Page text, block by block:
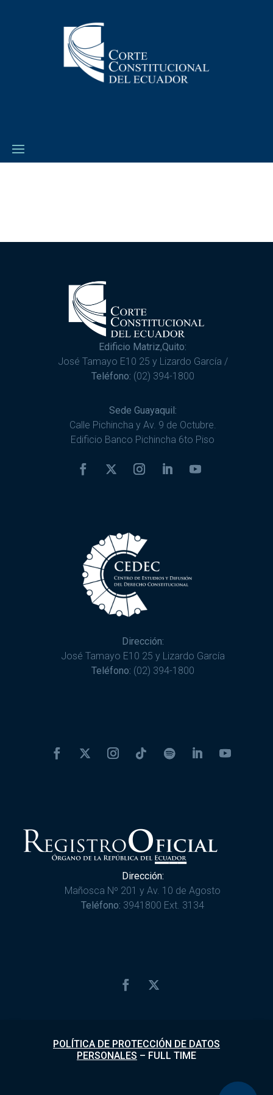
Edificio Matriz,Quito:
José Tamayo E10 25 y Lizardo García /
Teléfono: (02) 394-1800
Sede Guayaquil:
Calle Pichincha y Av. 9 de Octubre.
Edificio Banco Pichincha 6to Piso
Dirección:
José Tamayo E10 25 y Lizardo García
Teléfono: (02) 394-1800
Dirección:
Mañosca Nº 201 y Av. 10 de Agosto
Teléfono: 3941800 Ext. 3134
POLÍTICA DE PROTECCIÓN DE DATOS
PERSONALES – FULL TIME